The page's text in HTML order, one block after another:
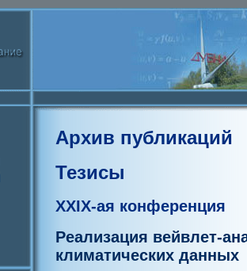
Архив публикаций
Тезисы
XXIX-ая конференция
Реализация вейвлет-
климатических данных